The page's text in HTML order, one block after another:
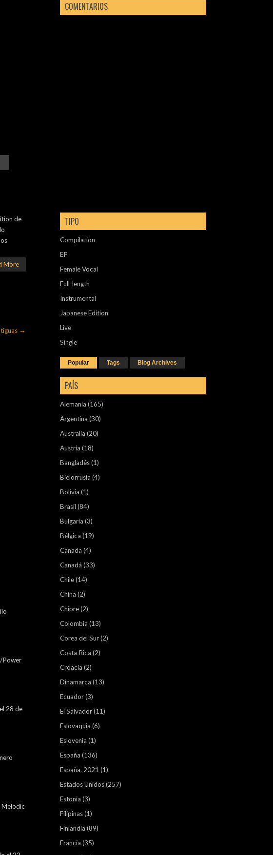
de
More
→
Power
28 de
Melodic
COMENTARIOS
TIPO
Compilation
EP
Female Vocal
Full-length
Instrumental
Japanese Edition
Live
Single
Popular Tags Blog Archives
PAÍS
Alemania (165)
Argentina (30)
Australia (20)
Austria (18)
Bangladés(1)
Bielorrusia (4)
Bolivia (1)
Brasil (84)
Bulgaria (3)
Bélgica (19)
Canada (4)
Canadá (33)
Chile(14)
China (2)
Chipre(2)
Colombia (13)
Corea del Sur(2)
Costa Rica (2)
Croacia (2)
Dinamarca (13)
Ecuador(3)
El Salvador(11)
Eslovaquia (6)
Eslovenia (1)
España (136)
España. 2021 (1)
Estados Unidos(257)
Estonia (3)
Filipinas(1)
Finlandia (89)
Francia (35)